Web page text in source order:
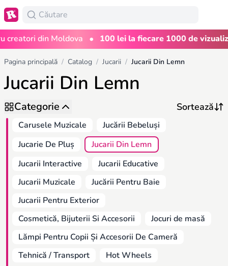
din Moldova • 100 lei la fiecare 1000 de vizualizări
Pagina principală / Catalog / Jucarii / Jucarii Din Lemn
Jucarii Din Lemn
Categorie
Carusele Muzicale
Jucării Bebeluși
Jucarie De Pluș
Jucarii Din Lemn
Jucarii Interactive
Jucarii Educative
Jucarii Muzicale
Jucării Pentru Baie
Jucarii Pentru Exterior
Cosmetică, Bijuterii Si Accesorii
Jocuri de masă
Lămpi Pentru Copii Și Accesorii De Cameră
Tehnică / Transport
Hot Wheels